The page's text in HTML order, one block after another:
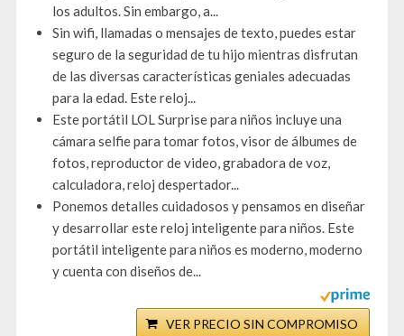
los adultos. Sin embargo, a...
Sin wifi, llamadas o mensajes de texto, puedes estar
seguro de la seguridad de tu hijo mientras disfrutan
de las diversas características geniales adecuadas
para la edad. Este reloj...
Este portátil LOL Surprise para niños incluye una
cámara selfie para tomar fotos, visor de álbumes de
fotos, reproductor de video, grabadora de voz,
calculadora, reloj despertador...
Ponemos detalles cuidadosos y pensamos en diseñar
y desarrollar este reloj inteligente para niños. Este
portátil inteligente para niños es moderno, moderno
y cuenta con diseños de...
VER PRECIO SIN COMPROMISO